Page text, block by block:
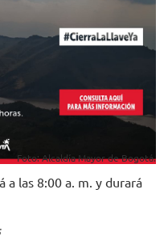
Foto: Alcaldía Mayor de Bogotá.
a las 8:00 a. m. y durará